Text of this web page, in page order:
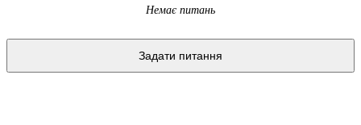
Немає питань
Задати питання